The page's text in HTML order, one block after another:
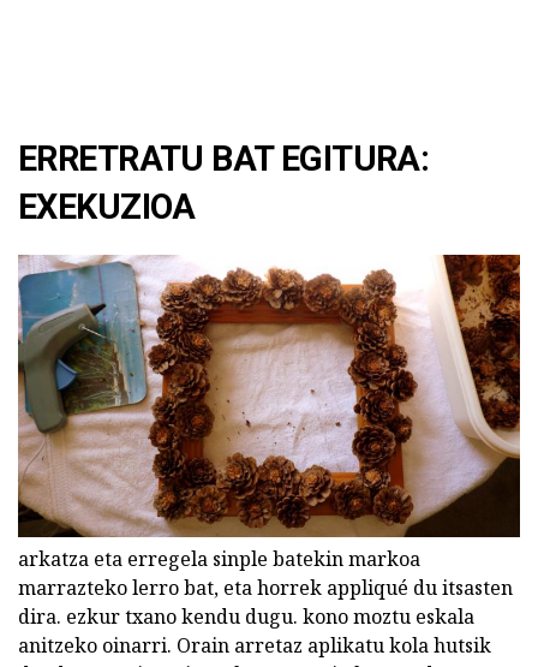
ERRETRATU BAT EGITURA:
EXEKUZIOA
arkatza eta erregela sinple batekin markoa
marrazteko lerro bat, eta horrek appliqué du itsasten
dira. ezkur txano kendu dugu. kono moztu eskala
anitzeko oinarri. Orain arretaz aplikatu kola hutsik